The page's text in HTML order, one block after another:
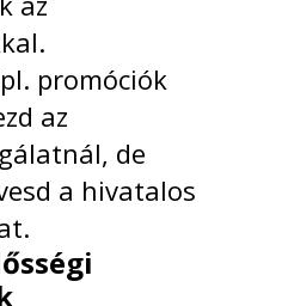
promóciók
az
de
a hivatalos